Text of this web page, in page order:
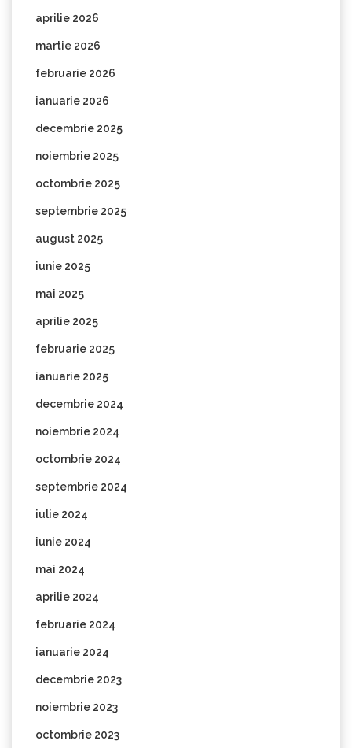
aprilie 2026
martie 2026
februarie 2026
ianuarie 2026
decembrie 2025
noiembrie 2025
octombrie 2025
septembrie 2025
august 2025
iunie 2025
mai 2025
aprilie 2025
februarie 2025
ianuarie 2025
decembrie 2024
noiembrie 2024
octombrie 2024
septembrie 2024
iulie 2024
iunie 2024
mai 2024
aprilie 2024
februarie 2024
ianuarie 2024
decembrie 2023
noiembrie 2023
octombrie 2023